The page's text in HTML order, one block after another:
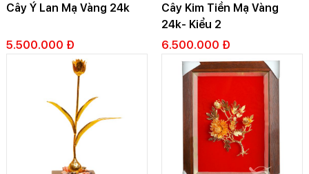
Cây Ý Lan Mạ Vàng 24k
5.500.000 Đ
Cây Kim Tiền Mạ Vàng
24k- Kiểu 2
6.500.000 Đ